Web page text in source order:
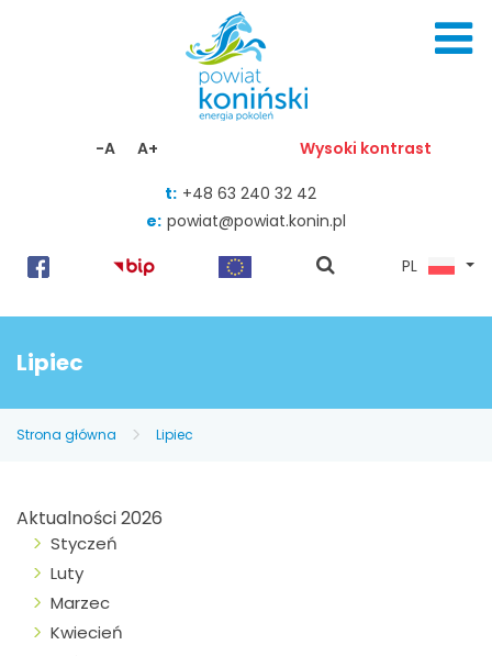
-A A+ Wysoki kontrast
t: +48 63 240 32 42
e: powiat@powiat.konin.pl
pokaż
PL
Lipiec
Strona główna Lipiec
Aktualności 2026
Styczeń
Luty
Marzec
Kwiecień